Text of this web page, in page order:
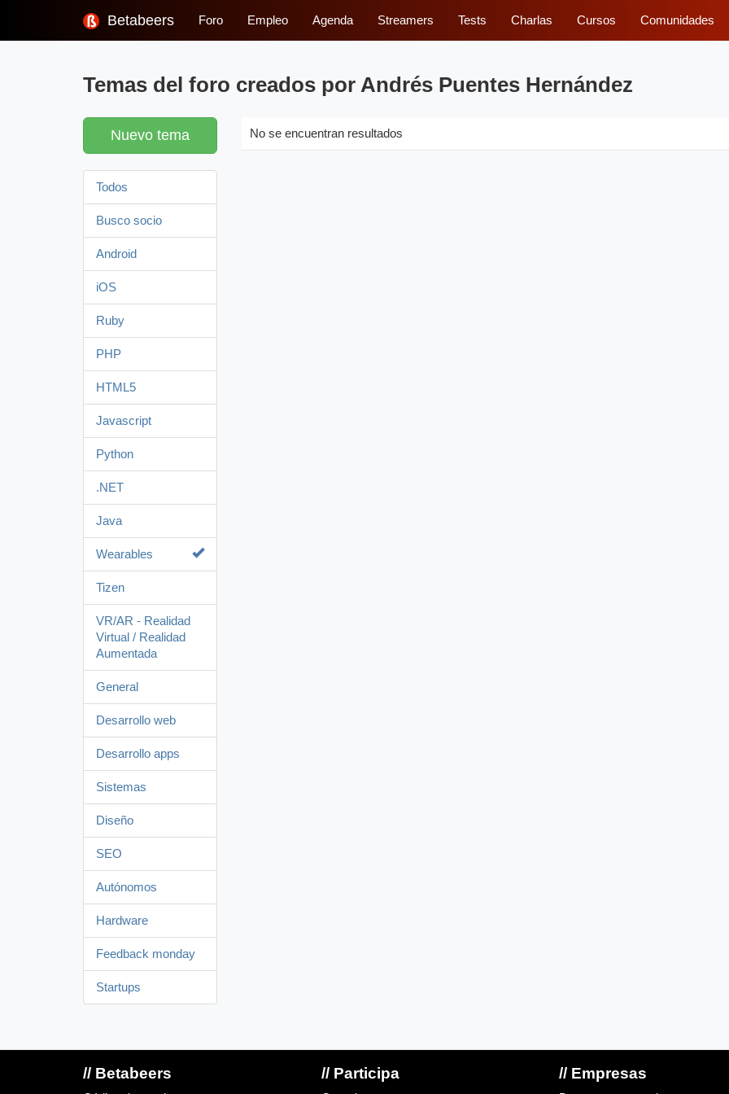
Betabeers Foro Empleo Agenda Streamers Tests Charlas Cursos Comunidades
Temas del foro creados por Andrés Puentes Hernández
Nuevo tema
Todos
Busco socio
Android
iOS
Ruby
PHP
HTML5
Javascript
Python
.NET
Java
Wearables
Tizen
VR/AR - Realidad
Virtual / Realidad
Aumentada
General
Desarrollo web
Desarrollo apps
Sistemas
Diseño
SEO
Autónomos
Hardware
Feedback monday
Startups
No se encuentran resultados
// Betabeers // Participa // Empresas